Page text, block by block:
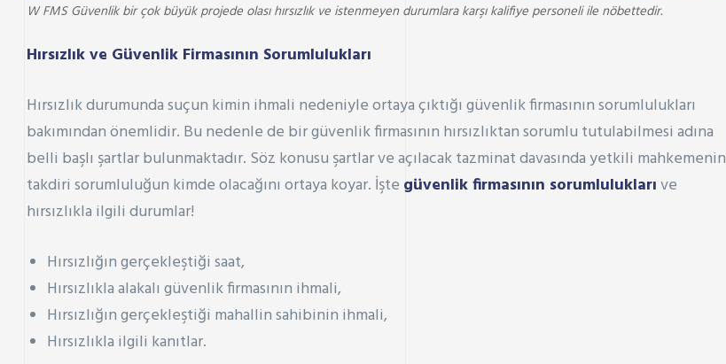
W FMS Güvenlik bir çok büyük projede olası hırsızlık ve istenmeyen durumlara karşı kalifiye personeli ile nöbettedir.
Hırsızlık ve Güvenlik Firmasının Sorumlulukları
Hırsızlık durumunda suçun kimin ihmali nedeniyle ortaya çıktığı güvenlik firmasının sorumlulukları
bakımından önemlidir. Bu nedenle de bir güvenlik firmasının hırsızlıktan sorumlu tutulabilmesi adına
belli başlı şartlar bulunmaktadır. Söz konusu şartlar ve açılacak tazminat davasında yetkili mahkemenin
takdiri sorumluluğun kimde olacağını ortaya koyar. İşte güvenlik firmasının sorumluluklarıve
hırsızlıkla ilgili durumlar!
Hırsızlığın gerçekleştiği saat,
Hırsızlıkla alakalı güvenlik firmasının ihmali,
Hırsızlığın gerçekleştiği mahallin sahibinin ihmali,
Hırsızlıkla ilgili kanıtlar.